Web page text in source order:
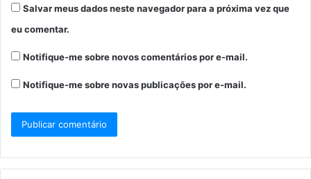
Salvar meus dados neste navegador para a próxima vez que
eu comentar.
Notifique-me sobre novos comentários por e-mail.
Notifique-me sobre novas publicações por e-mail.